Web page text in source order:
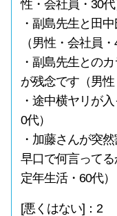
性・会社員・30代
・副島先生と田
（男性・会社員・
・副島先生との
が残念です（男性
・途中横ヤリが
0代）
・加藤さんが突
早口で何言って
定年生活・60代）
[悪くはない]：2